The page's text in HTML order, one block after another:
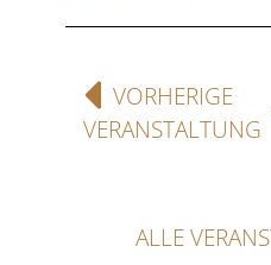
VORHERIGE
VERANSTALTUNG
ALLE